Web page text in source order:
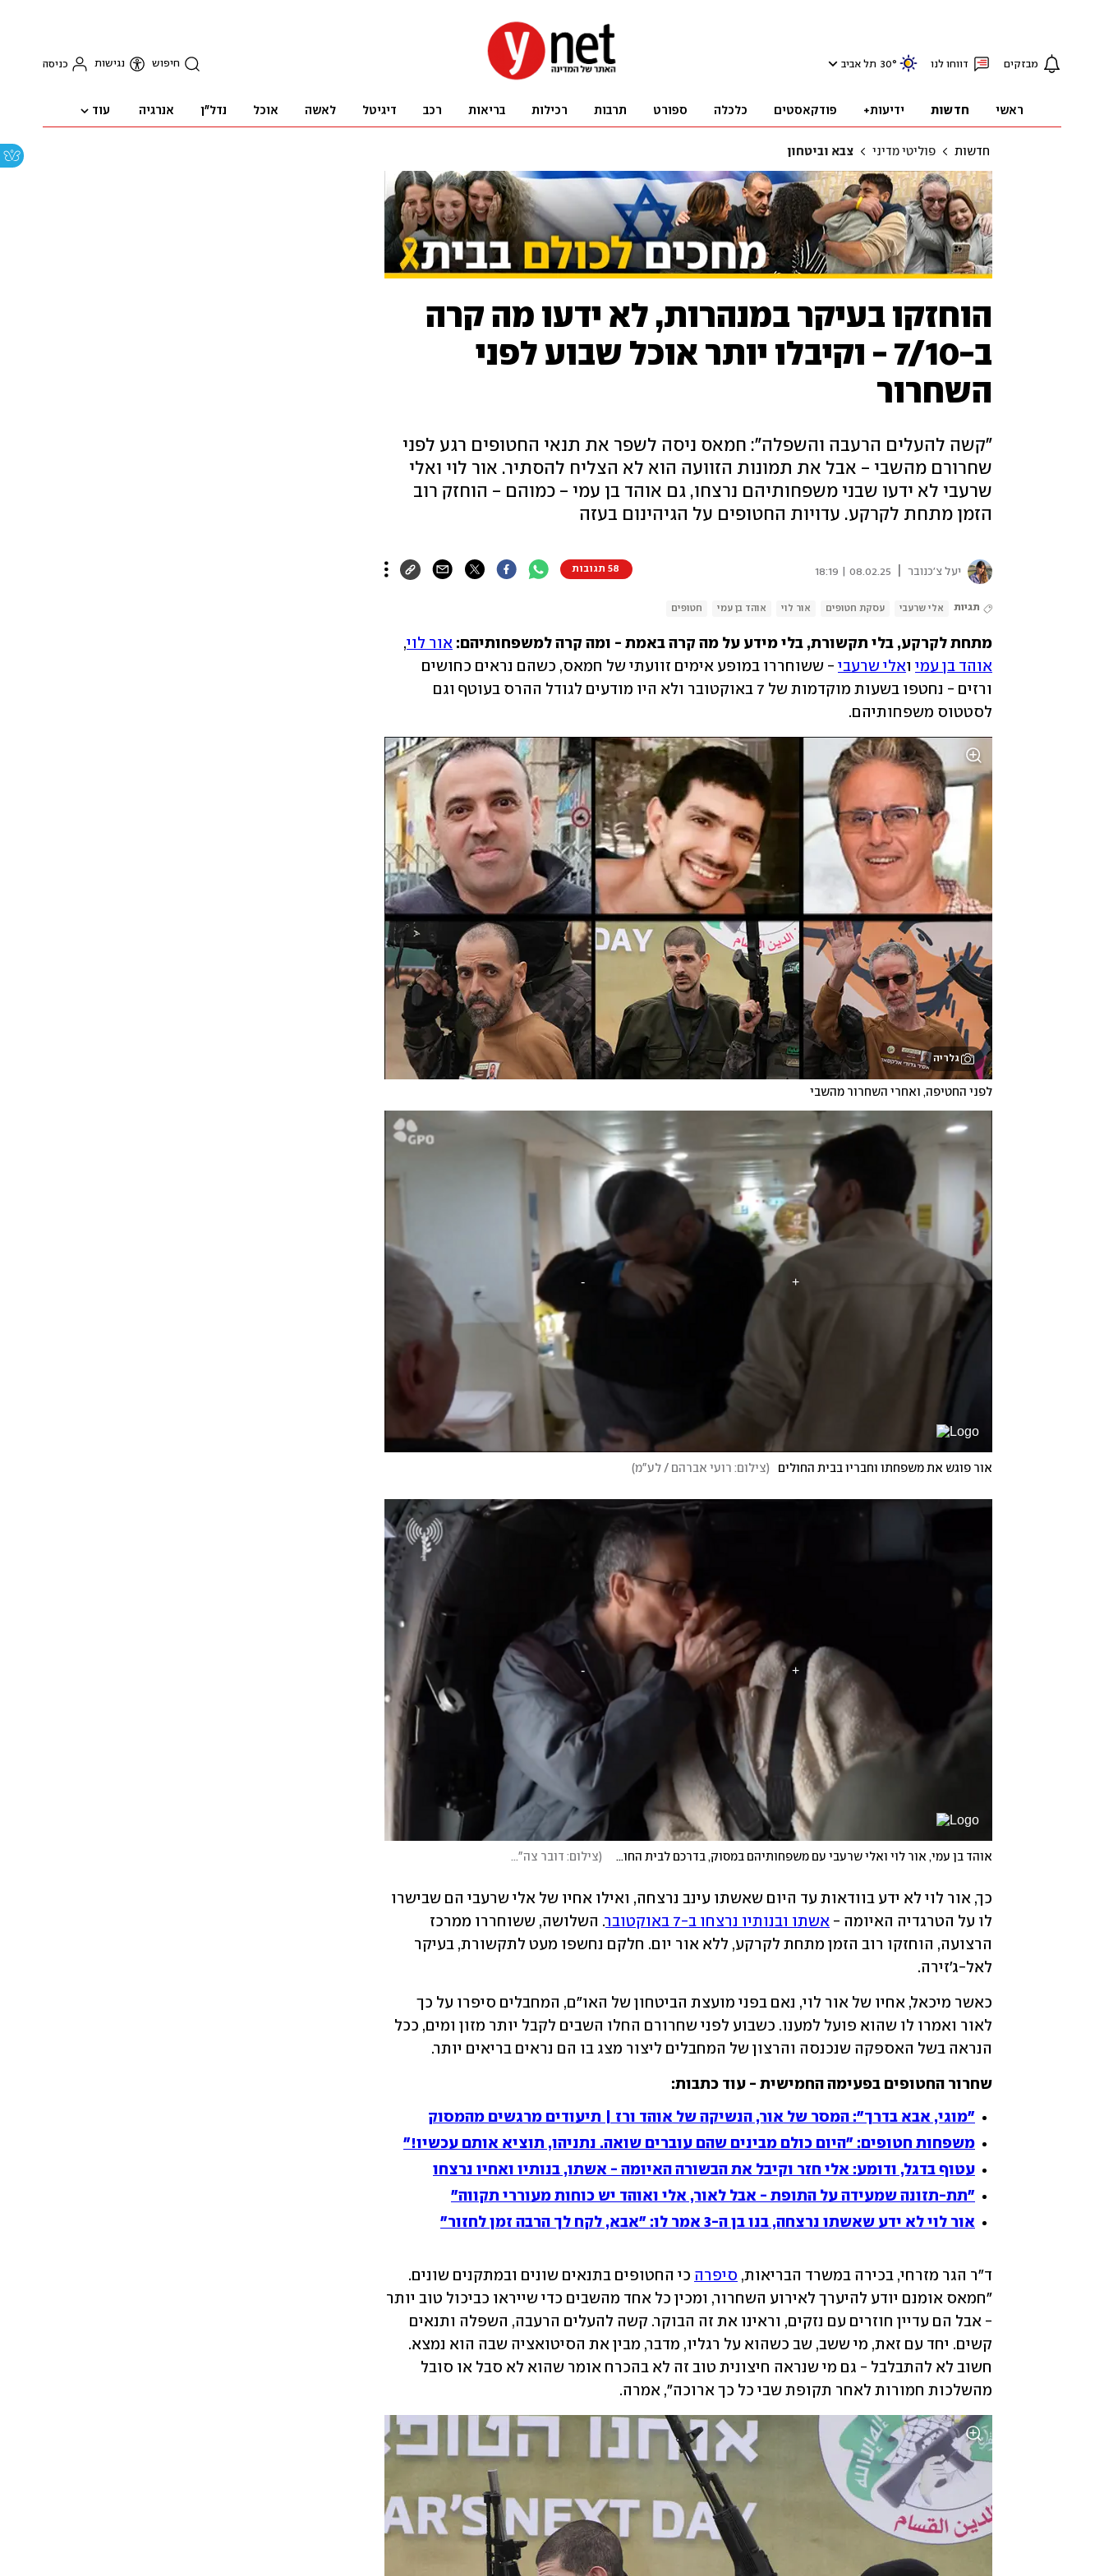
מבזקים דווחו לנו 30° תל אביב חיפוש נגישות כניסה
ראשי חדשות ידיעות+ פודקאסטים כלכלה ספורט תרבות רכילות בריאות רכב דיגיטל לאשה אוכל נדל"ן אנרגיה עוד
חדשות פוליטי מדיני צבא וביטחון
הוחזקו בעיקר במנהרות, לא ידעו מה קרה
ב-7/10 - וקיבלו יותר אוכל שבוע לפני
השחרור
"קשה להעלים הרעבה והשפלה": חמאס ניסה לשפר את תנאי החטופים רגע לפני
שחרורם מהשבי - אבל את תמונות הזוועה הוא לא הצליח להסתיר. אור לוי ואלי
שרעבי לא ידעו שבני משפחותיהם נרצחו, גם אוהד בן עמי - כמוהם - הוחזק רוב
הזמן מתחת לקרקע. עדויות החטופים על הגיהינום בעזה
יעל צ'כנובר 08.02.25 | 18:19 58 תגובות
תגיות אלי שרעבי עסקת חטופים אור לוי אוהד בן עמי חטופים
מתחת לקרקע, בלי תקשורת, בלי מידע על מה קרה באמת - ומה קרה למשפחותיהם: אור לוי,
אוהד בן עמי ואלי שרעבי
לסטטוס משפחותיהם.
גלריה
לפני החטיפה, ואחרי השחרור מהשבי
אור פוגש את משפחתו וחבריו בבית החולים (צילום: רועי אברהם / לע"מ)
אוהד בן עמי, אור לוי ואלי שרעבי עם משפחותיהם במסוק, בדרכם לבית החולים (צילום: דובר צה"ל )
לו על הטרגדיה האיומה - אשתו ובנותיו נרצחו ב-7 באוקטובר
לאל-ג'זירה.
הנראה בשל האספקה שנכנסה והרצון של המחבלים ליצור מצג בו הם נראים בריאים יותר.
שחרור החטופים בפעימה החמישית - עוד כתבות:
"מוגי, אבא בדרך": המסר של אור, הנשיקה של אוהד ורז | תיעודים מרגשים מהמסוק
משפחות חטופים: "היום כולם מבינים שהם עוברים שואה. נתניהו, תוציא אותם עכשיו!"
עטוף בדגל, ודומע: אלי חזר וקיבל את הבשורה האיומה - אשתו, בנותיו ואחיו נרצחו
"תת-תזונה שמעידה על התופת - אבל לאור, אלי ואוהד יש כוחות מעוררי תקווה"
אור לוי לא ידע שאשתו נרצחה, בנו בן ה-3 אמר לו: "אבא, לקח לך הרבה זמן לחזור"
ד"ר הגר מזרחי, בכירה במשרד הבריאות, סיפרה
מהשלכות חמורות לאחר תקופת שבי כל כך ארוכה", אמרה.